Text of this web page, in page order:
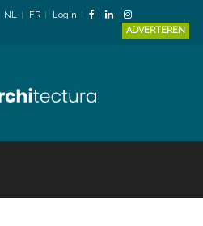
NL FR
Login
ADVERTEREN